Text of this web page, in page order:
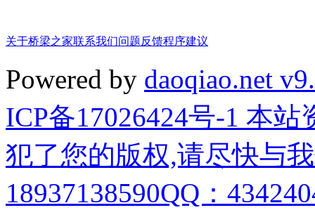
关于桥梁之家联系我们问题反馈程序建议
Powered by daoqiao.net
ICP备17026424号-1 本
犯了您的版权,请尽快与
18937138590QQ：